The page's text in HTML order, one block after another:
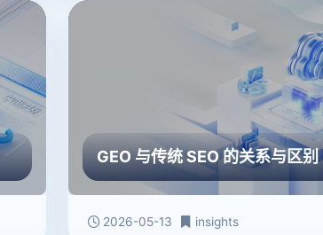
GEO 与传统 SEO 的关系与区别
2026-05-13 insights